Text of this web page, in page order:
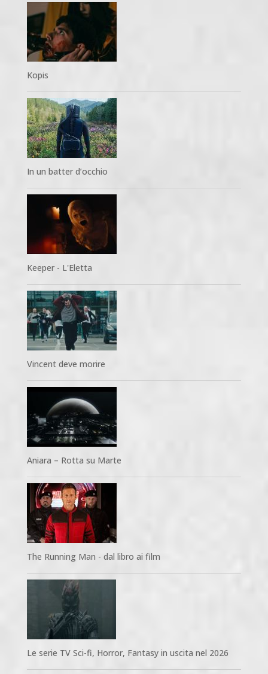
Kopis
In un batter d’occhio
Keeper - L'Eletta
Vincent deve morire
Aniara – Rotta su Marte
The Running Man - dal libro ai film
Le serie TV Sci-fi, Horror, Fantasy in uscita nel 2026